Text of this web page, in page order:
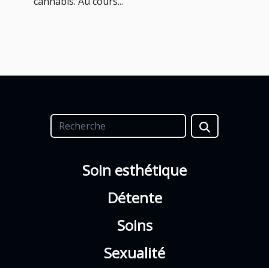
Soin esthétique
Détente
Soins
Sexualité